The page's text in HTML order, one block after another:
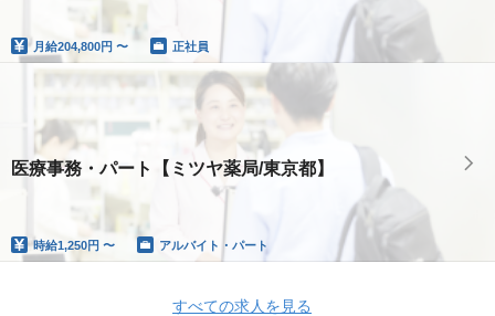
月給204,800円 〜 正社員
医療事務・パート【ミツヤ薬局/東京都】
時給1,250円 〜 アルバイト・パート
すべての求人を見る